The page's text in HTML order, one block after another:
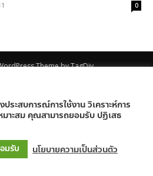
0
Theme by TagDiv
ระสบการณ์การใช้งาน วิเคราะห์การ
าะสม คุณสามารถยอมรับ ปฏิเสธ
มรับ นโยบายความเป็นส่วนตัว